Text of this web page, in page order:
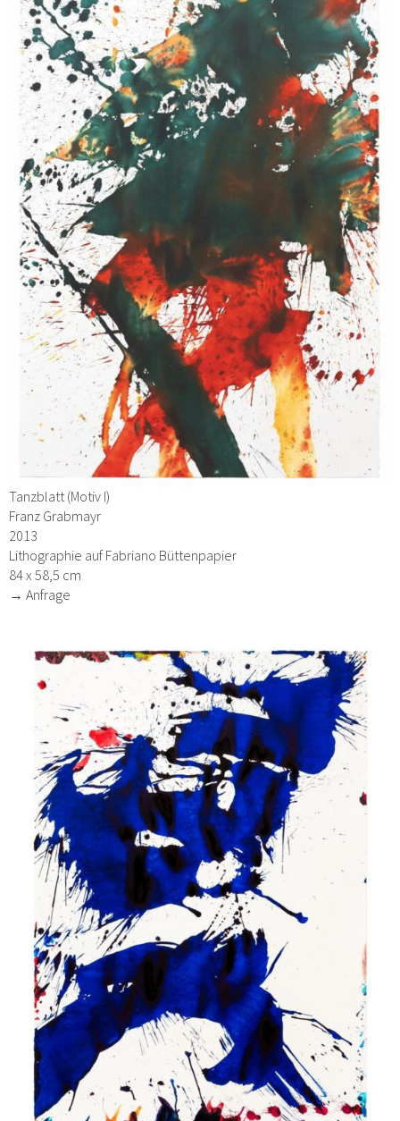
Tanzblatt (Motiv I)
Franz Grabmayr
2013
Lithographie auf Fabriano Büttenpapier
84 x 58,5 cm
→ Anfrage